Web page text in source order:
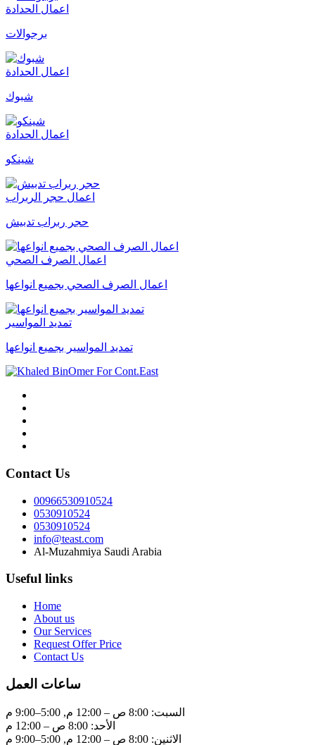
اعمال الحدادة
برجوالات
اعمال الحدادة
شبوك
اعمال الحدادة
شينكو
اعمال حجر الربراب
حجر ربراب تدبيش
اعمال الصرف الصحي
اعمال الصرف الصحي بجميع انواعها
تمديد المواسير
تمديد المواسير بجميع انواعها
Contact Us
00966530910524
0530910524
0530910524
info@teast.com
Al-Muzahmiya Saudi Arabia
Useful links
Home
About us
Our Services
Request Offer Price
Contact Us
ساعات العمل
السبت: 8:00 ص – 12:00 م, 5:00–9:00 م
الأحد: 8:00 ص – 12:00 م
الاثنين: 8:00 ص – 12:00 م, 5:00–9:00 م